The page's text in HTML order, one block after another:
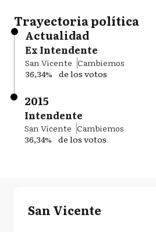
Trayectoria política
Actualidad
Ex Intendente
San Vicente Cambiemos
36,34% de los votos
2015
Intendente
San Vicente Cambiemos
36,34% de los votos
San Vicente